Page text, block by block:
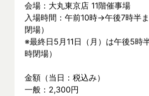
会場：大丸東京店 11階催事場
入場時間：午前10時→午後7時半
閉場）
※最終日5月11日（月）は午後5時
時閉場）
金額（当日：税込み）
一般：2,300円